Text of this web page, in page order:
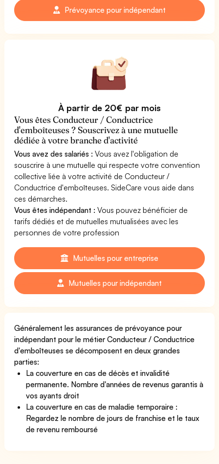
Prévoyance pour indépendant
À partir de 20€ par mois
Vous êtes Conducteur / Conductrice
d'emboîteuses ? Souscrivez à une mutuelle
dédiée à votre branche d'activité
Vous avez des salariés : Vous avez l'obligation de
souscrire à une mutuelle qui respecte votre convention
collective liée à votre activité de Conducteur /
Conductrice d'emboîteuses. SideCare vous aide dans
ces démarches.
Vous êtes indépendant : Vous pouvez bénéficier de
tarifs dédiés et de mutuelles mutualisées avec les
personnes de votre profession
Mutuelles pour entreprise
Mutuelles pour indépendant
Généralement les assurances de prévoyance pour
indépendant pour le métier Conducteur / Conductrice
d'emboîteuses se décomposent en deux grandes
parties:
La couverture en cas de décès et invalidité
permanente. Nombre d'années de revenus garantis à
vos ayants droit
La couverture en cas de maladie temporaire :
Regardez le nombre de jours de franchise et le taux
de revenu remboursé